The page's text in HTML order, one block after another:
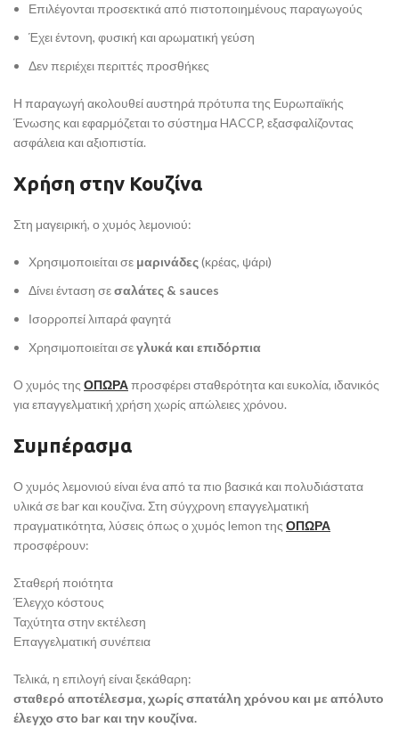
Επιλέγονται προσεκτικά από πιστοποιημένους παραγωγούς
Έχει έντονη, φυσική και αρωματική γεύση
Δεν περιέχει περιττές προσθήκες
Η παραγωγή ακολουθεί αυστηρά πρότυπα της Ευρωπαϊκής
Ένωσης και εφαρμόζεται το σύστημα HACCP, εξασφαλίζοντας
ασφάλεια και αξιοπιστία.
Χρήση στην Κουζίνα
Στη μαγειρική, ο χυμός λεμονιού:
Χρησιμοποιείται σε μαρινάδες(κρέας, ψάρι)
Δίνει ένταση σεσαλάτες & sauces
Ισορροπεί λιπαρά φαγητά
Χρησιμοποιείται σεγλυκά και επιδόρπια
Ο χυμός της ΟΠΩΡΑπροσφέρει σταθερότητα και ευκολία, ιδανικός
για επαγγελματική χρήση χωρίς απώλειες χρόνου.
Συμπέρασμα
Ο χυμός λεμονιού είναι ένα από τα πιο βασικά και πολυδιάστατα
υλικά σε bar και κουζίνα. Στη σύγχρονη επαγγελματική
πραγματικότητα, λύσεις όπως ο χυμός lemon της ΟΠΩΡΑ
προσφέρουν:
Σταθερή ποιότητα
Έλεγχο κόστους
Ταχύτητα στην εκτέλεση
Επαγγελματική συνέπεια
Τελικά, η επιλογή είναι ξεκάθαρη:
σταθερό αποτέλεσμα, χωρίς σπατάλη χρόνου και με απόλυτο
έλεγχο στο bar και την κουζίνα.